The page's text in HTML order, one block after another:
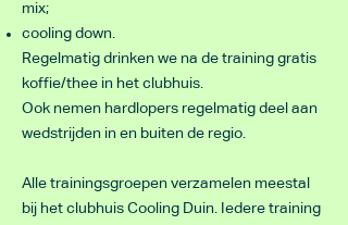
mix;
cooling down.
Regelmatig drinken we na de training gratis
koffie/thee in het clubhuis.
Ook nemen hardlopers regelmatig deel aan
wedstrijden in en buiten de regio.
Alle trainingsgroepen verzamelen meestal
bij het clubhuis Cooling Duin. Iedere training